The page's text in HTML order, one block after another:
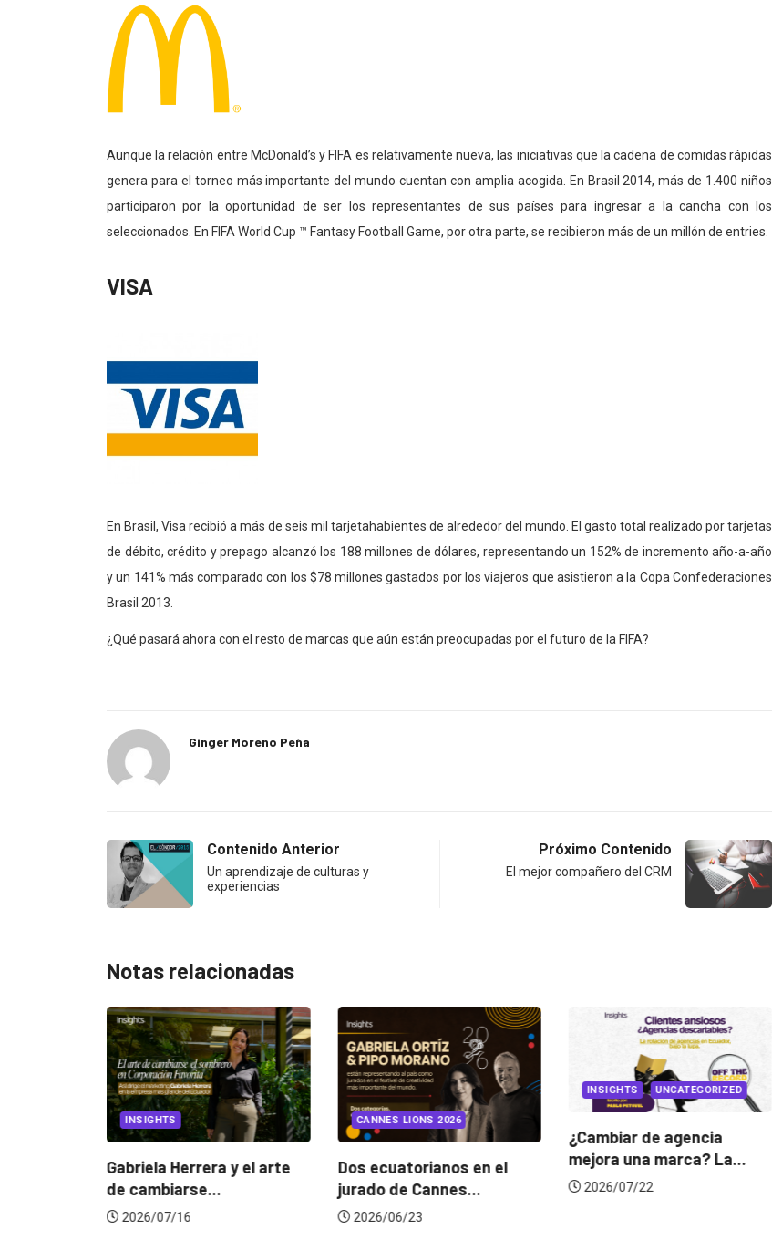
Aunque la relación entre McDonald’s y FIFA es relativamente nueva, las iniciativas que la cadena de comidas rápidas
genera para el torneo más importante del mundo cuentan con amplia acogida. En Brasil 2014, más de 1.400 niños
participaron por la oportunidad de ser los representantes de sus países para ingresar a la cancha con los
seleccionados. En FIFA World Cup ™ Fantasy Football Game, por otra parte, se recibieron más de un millón de entries.
VISA
En Brasil, Visa recibió a más de seis mil tarjetahabientes de alrededor del mundo. El gasto total realizado por tarjetas
de débito, crédito y prepago alcanzó los 188 millones de dólares, representando un 152% de incremento año-a-año
y un 141% más comparado con los $78 millones gastados por los viajeros que asistieron a la Copa Confederaciones
Brasil 2013.
¿Qué pasará ahora con el resto de marcas que aún están preocupadas por el futuro de la FIFA?
Ginger Moreno Peña
Contenido Anterior
Un aprendizaje de culturas y
experiencias
Próximo Contenido
El mejor compañero del CRM
Notas relacionadas
INSIGHTS
Gabriela Herrera y el arte
de cambiarse...
2026/07/16
CANNES LIONS 2026
Dos ecuatorianos en el
jurado de Cannes...
2026/06/23
INSIGHTS UNCATEGORIZED
¿Cambiar de agencia
mejora una marca? La...
2026/07/22